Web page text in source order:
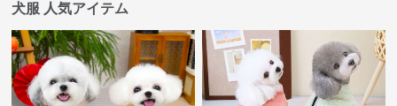
犬服 人気アイテム